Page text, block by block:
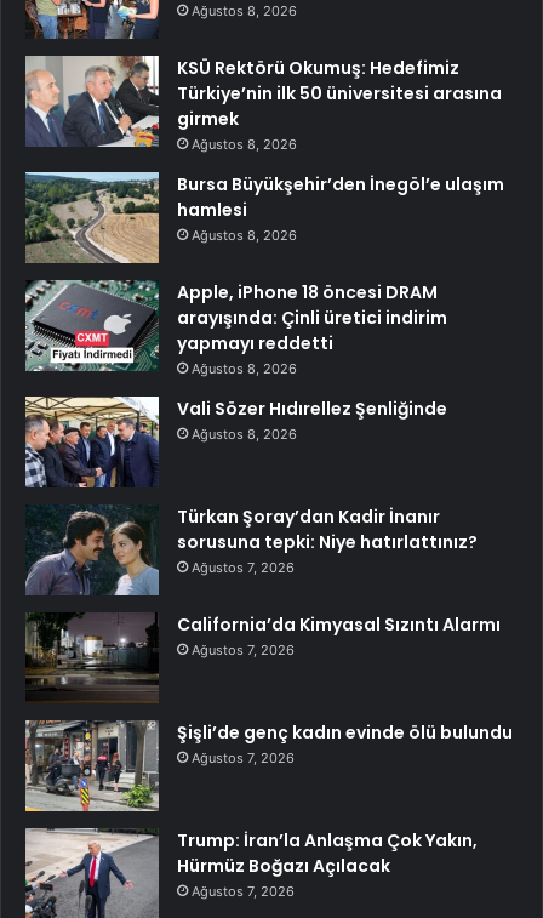
Ağustos 8, 2026
KSÜ Rektörü Okumuş: Hedefimiz
Türkiye’nin ilk 50 üniversitesi arasına
girmek
Ağustos 8, 2026
Bursa Büyükşehir’den İnegöl’e ulaşım
hamlesi
Ağustos 8, 2026
Apple, iPhone 18 öncesi DRAM
arayışında: Çinli üretici indirim
yapmayı reddetti
Ağustos 8, 2026
Vali Sözer Hıdırellez Şenliğinde
Ağustos 8, 2026
Türkan Şoray’dan Kadir İnanır
sorusuna tepki: Niye hatırlattınız?
Ağustos 7, 2026
California’da Kimyasal Sızıntı Alarmı
Ağustos 7, 2026
Şişli’de genç kadın evinde ölü bulundu
Ağustos 7, 2026
Trump: İran’la Anlaşma Çok Yakın,
Hürmüz Boğazı Açılacak
Ağustos 7, 2026